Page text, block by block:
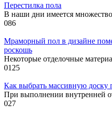
Перестилка пола
В наши дни имеется
086
Мраморный пол в дизайне
роскошь
Некоторые отделочные
0125
Как выбрать массивную доску
При выполнении внутренней
027